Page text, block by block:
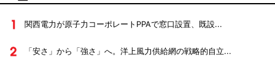
関西電力が原子力コーポレートPPAで窓口設置、既設...
「安さ」から「強さ」へ。洋上風力供給網の戦略的自立...